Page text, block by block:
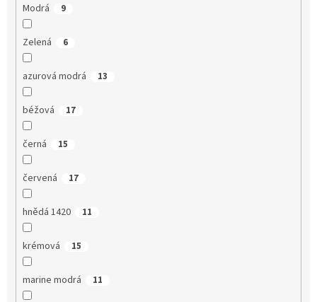
Modrá 9
Zelená 6
azurová modrá 13
béžová 17
černá 15
červená 17
hnědá 1420 11
krémová 15
marine modrá 11